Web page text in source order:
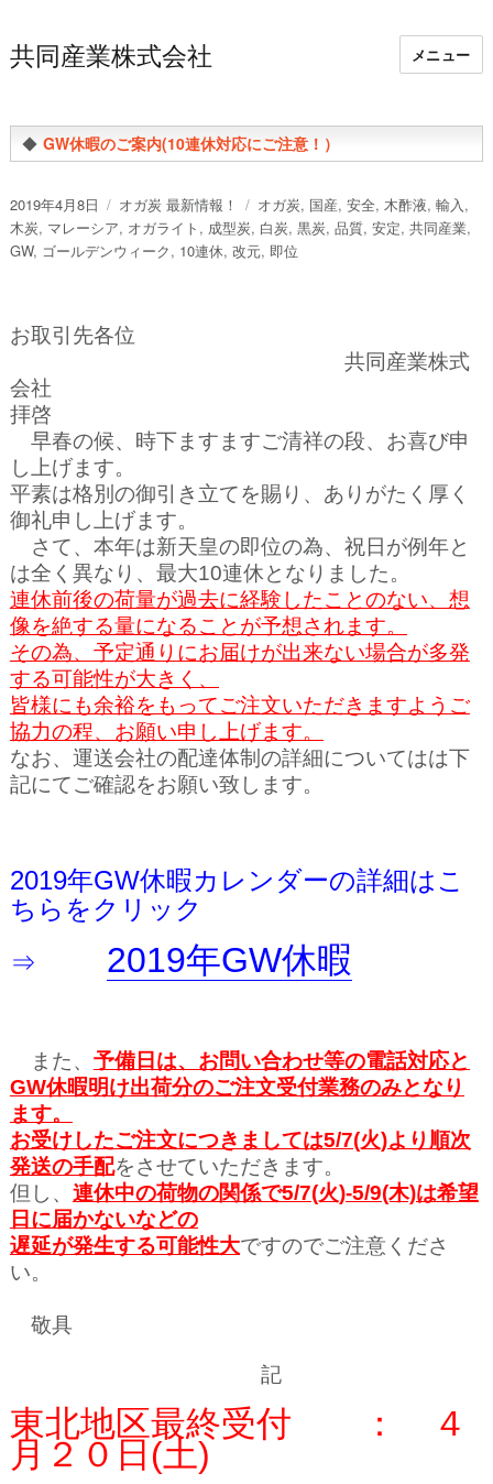
共同産業株式会社 メニュー
◆ GW休暇のご案内(10連休対応にご注意！）
投
稿
日:
2019年4月8日
カ
テ
ゴ
オガ炭 最新情報！
タ
グ
オガ炭, 国産, 安全, 木酢液, 輸入 ,
木炭, マレーシア, オガライト , 成型炭, 白炭, 黒炭, 品質, 安定, 共同産業,
GW, ゴールデンウィーク, 10連休, 改元, 即位
お取引先各位
共同産業株式
会社
拝啓
早春の候、時下ますますご清祥の段、お喜び申
し上げます。
平素は格別の御引き立てを賜り、ありがたく厚く
御礼申し上げます。
さて、本年は新天皇の即位の為、祝日が例年と
は全く異なり、最大10連休となりました。
連休前後の荷量が過去に経験したことのない、想
像を絶する量になることが予想されます。
その為、予定通りにお届けが出来ない場合が多発
する可能性が大きく、
皆様にも余裕をもってご注文いただきますようご
協力の程、お願い申し上げます。
なお、運送会社の配達体制の詳細についてはは下
記にてご確認をお願い致します。
2019年GW休暇カレンダーの詳細はこ
ちらをクリック
⇒
2019年GW休暇
また、 予備日は、お問い合わせ等の電話対応と
GW休暇明け出荷分のご注文受付業務のみとなり
ます。
お受けしたご注文につきましては5/7(火)より順次
発送の手配をさせていただきます。
但し、 連休中の荷物の関係で5/7(火)-5/9(木)は希望
日に届かないなどの
遅延が発生する可能性大ですのでご注意くださ
い。
敬具
記
東北地区最終受付 ： ４
月２０日(土)